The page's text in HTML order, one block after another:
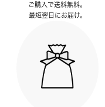
ご購入で送料無料。
最短翌日にお届け。